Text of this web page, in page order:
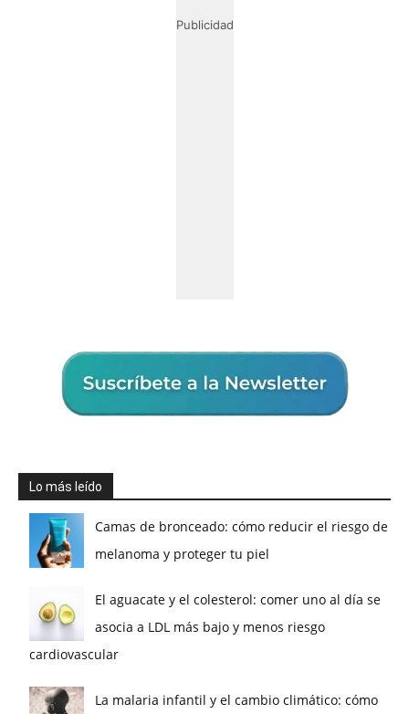
Publicidad
Lo más leído
Camas de bronceado: cómo reducir el riesgo de
melanoma y proteger tu piel
El aguacate y el colesterol: comer uno al día se
asocia a LDL más bajo y menos riesgo
cardiovascular
La malaria infantil y el cambio climático: cómo